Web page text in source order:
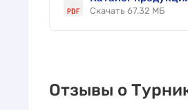
Скачать 67.32 МБ
Отзывы о